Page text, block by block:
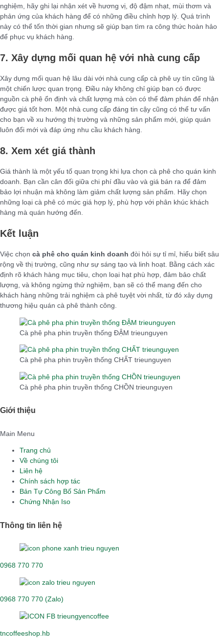
nghiệm, hãy ghi lại nhận xét về hương vị, độ đậm nhạt, mùi thơm và
phản ứng của khách hàng để có những điều chỉnh hợp lý. Quá trình
này có thể tốn thời gian nhưng sẽ giúp bạn tìm ra công thức hoàn hảo
để phục vụ khách hàng.
7. Xây dựng mối quan hệ với nhà cung cấp
Xây dựng mối quan hệ lâu dài với nhà cung cấp cà phê uy tín cũng là
một chiến lược quan trọng. Điều này không chỉ giúp bạn có được
nguồn cà phê ổn định và chất lượng mà còn có thể đàm phán để nhận
được giá tốt hơn. Một nhà cung cấp đáng tin cậy cũng có thể tư vấn
cho bạn về xu hướng thị trường và những sản phẩm mới, giúp quán
luôn đổi mới và đáp ứng nhu cầu khách hàng.
8. Xem xét giá thành
Giá thành là một yếu tố quan trọng khi lựa chọn cà phê cho quán kinh
doanh. Bạn cần cân đối giữa chi phí đầu vào và giá bán ra để đảm
bảo lợi nhuận mà không làm giảm chất lượng sản phẩm. Hãy chọn
những loại cà phê có mức giá hợp lý, phù hợp với phân khúc khách
hàng mà quán hướng đến.
Kết luận
Việc chọn cà phê cho quán kinh doanh đòi hỏi sự tỉ mỉ, hiểu biết sâu
rộng về thị trường, cũng như sự sáng tạo và linh hoạt. Bằng cách xác
định rõ khách hàng mục tiêu, chọn loại hạt phù hợp, đảm bảo chất
lượng, và không ngừng thử nghiệm, bạn sẽ có thể mang đến cho
khách hàng những trải nghiệm cà phê tuyệt vời nhất, từ đó xây dựng
thương hiệu quán cà phê thành công.
Cà phê pha phin truyền thống ĐẬM trieunguyen
Cà phê pha phin truyền thống CHẤT trieunguyen
Cà phê pha phin truyền thống CHỒN trieunguyen
Giới thiệu
Main Menu
Trang chủ
Về chúng tôi
Liên hệ
Chính sách hợp tác
Bản Tự Công Bố Sản Phẩm
Chứng Nhận Iso
Thông tin liên hệ
0968 770 770
0968 770 770 (Zalo)
tncoffeeshop.hb